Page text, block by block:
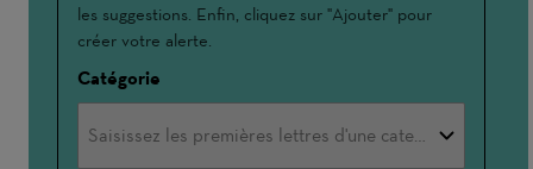
les suggestions. Enfin, cliquez sur "Ajouter" pour
créer votre alerte.
Catégorie